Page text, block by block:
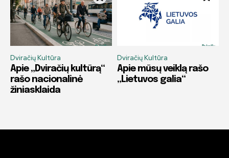
Dviračių Kultūra
Apie „Dviračių kultūrą“
rašo nacionalinė
žiniasklaida
Dviračių Kultūra
Apie mūsų veiklą rašo
„Lietuvos galia“